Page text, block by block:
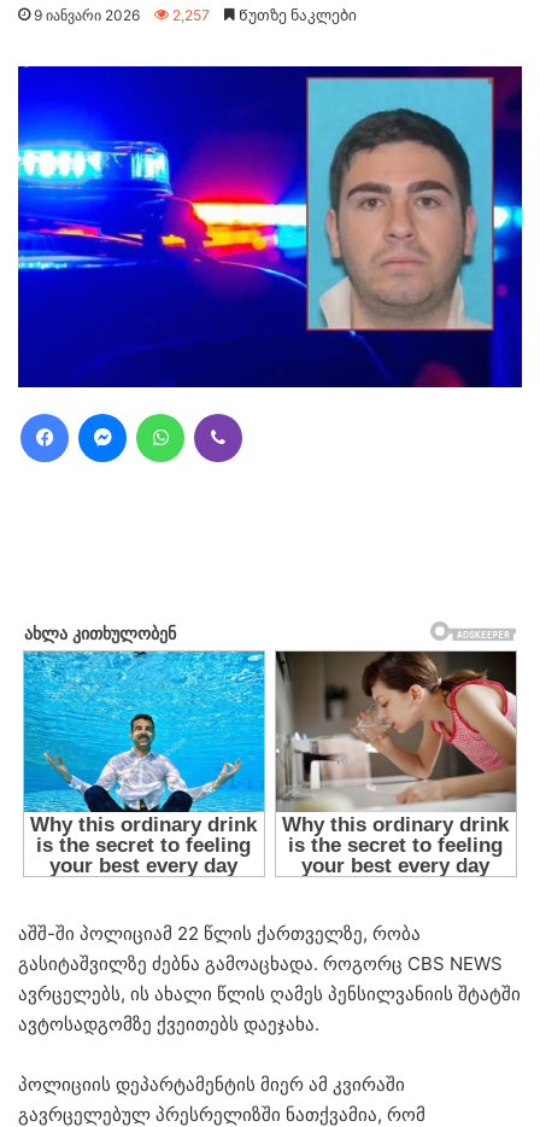
9 იანვარი 2026 2,257 Წუთზე ნაკლები
FacebookMessengerWhatsApp
აშშ-ში პოლიციამ 22 წლის ქართველზე, რობა
გასიტაშვილზე ძებნა გამოაცხადა. როგორც CBS NEWS
ავრცელებს, ის ახალი წლის ღამეს პენსილვანიის შტატში
ავტოსადგომზე ქვეითებს დაეჯახა.
პოლიციის დეპარტამენტის მიერ ამ კვირაში
გავრცელებულ პრესრელიზში ნათქვამია, რომ